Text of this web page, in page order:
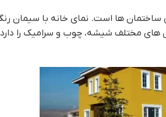
ها است. نمای خانه با سیمان
های مختلف شیشه، چوب و سرامیک را